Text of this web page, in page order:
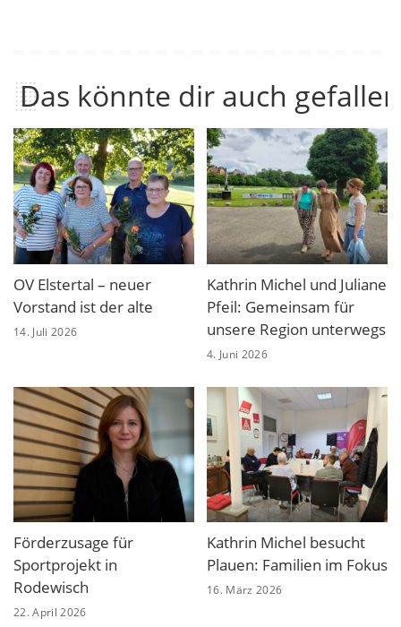
Das könnte dir auch
OV Elstertal – neuer
Vorstand ist der alte
14. Juli 2026
Kathrin Michel und Juliane
Pfeil: Gemeinsam für
unsere Region unterwegs
4. Juni 2026
Förderzusage für
Sportprojekt in
Rodewisch
22. April 2026
Kathrin Michel besucht
Plauen: Familien im Fokus
16. März 2026